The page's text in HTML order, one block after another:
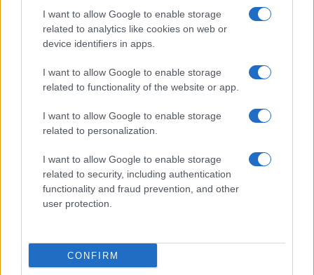
I want to allow Google to enable storage
related to analytics like cookies on web or
device identifiers in apps.
I want to allow Google to enable storage
related to functionality of the website or app.
I want to allow Google to enable storage
related to personalization.
I want to allow Google to enable storage
related to security, including authentication
functionality and fraud prevention, and other
user protection.
CONFIRM
Funkciók 120Hz, 800 nits (HBM)
Samsung Pay
(Visa, MasterCard
HDR10+, Always-
on display
eltéréssel az alap
készüléktõl!
legteljesebb
változat!
Védelem IP67 IP68
Limited Edition